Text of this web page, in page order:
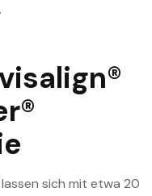
sich mit etwa 20